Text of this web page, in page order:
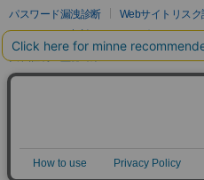
パスワード漏洩診断
Webサイトリスク
セキュリティ相談AIチャットボット
実在証明・盗聴対策
サイバー攻撃対策（GMOサイバーセキュ